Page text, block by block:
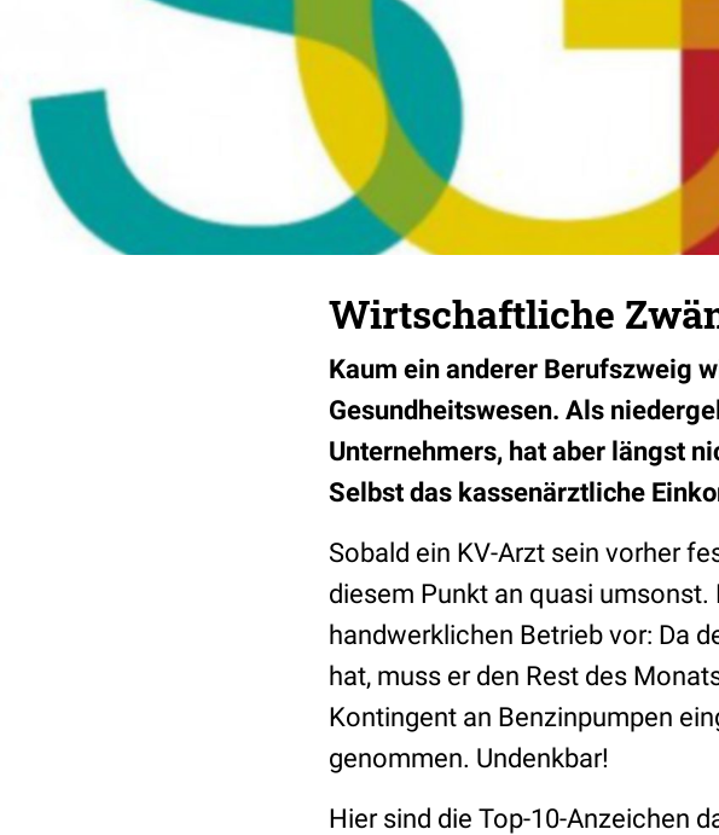
Wirtschaftliche
Kaum ein anderer Berufszweig
Gesundheitswesen. Als
Unternehmers, hat aber längst
Selbst das kassenärztliche
Sobald ein KV-Arzt sein vorher
diesem Punkt an quasi
handwerklichen Betrieb vor: Da
hat, muss er den Rest des
Kontingent an Benzinpumpen
genommen. Undenkbar!
Hier sind die Top-10-Anzeichen